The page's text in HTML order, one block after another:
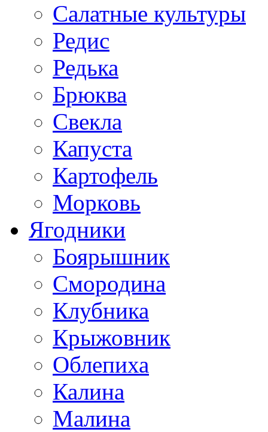
Салатные культуры
Редис
Редька
Брюква
Свекла
Капуста
Картофель
Морковь
Ягодники
Боярышник
Смородина
Клубника
Крыжовник
Облепиха
Калина
Малина